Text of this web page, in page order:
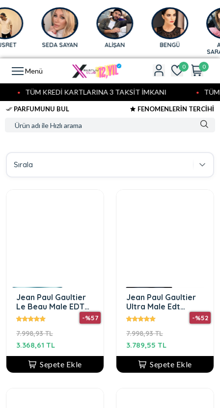
SEDA SAYAN ALİŞAN BENGÜ
Menü 0 0
TÜM KREDİ KARTLARINA 3 TAKSİT İMKANI TÜM
PARFUMUNU BUL FENOMENLERİN TERCİHİ
Jean Paul Gaultier
Le Beau Male EDT
125 ml Erkek Parfüm
7.998,93 TL
-%57
3.368,61 TL
Sepete Ekle
Jean Paul Gaultier
Ultra Male Edt
İntense 125 Ml Erkek
7.998,93 TL
-%52
3.789,55 TL
Sepete Ekle